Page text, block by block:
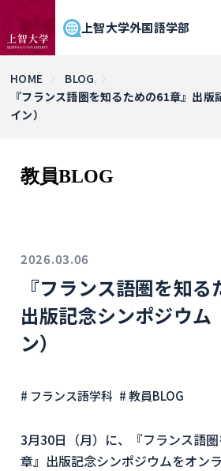
上智大学外国語学部
HOME
BLOG
『フランス語圏を知るための61章』出
イン）
教員BLOG
2026.03.06
『フランス語圏を知る
出版記念シンポジウム
ン）
# フランス語学科 # 教員BLOG
3月30日（月）に、『フランス語
章』出版記念シンポジウムをオン